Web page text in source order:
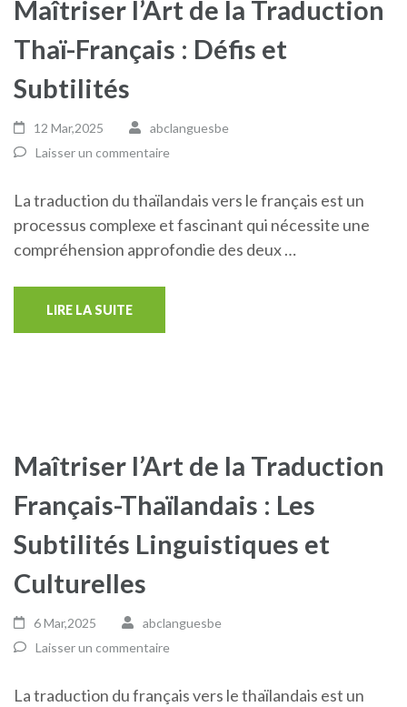
Maîtriser l’Art de la Traduction
Thaï-Français : Défis et
Subtilités
12 Mar,2025
abclanguesbe
Laisser un commentaire
La traduction du thaïlandais vers le français est un
processus complexe et fascinant qui nécessite une
compréhension approfondie des deux …
LIRE LA SUITE
Maîtriser l’Art de la Traduction
Français-Thaïlandais : Les
Subtilités Linguistiques et
Culturelles
6 Mar,2025
abclanguesbe
Laisser un commentaire
La traduction du français vers le thaïlandais est un